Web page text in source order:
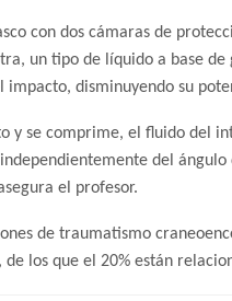
con dos cámaras de
un tipo de líquido a base de
disminuyendo su
y se comprime, el fluido del
del ángulo
el profesor.
de traumatismo
los que el 20% están